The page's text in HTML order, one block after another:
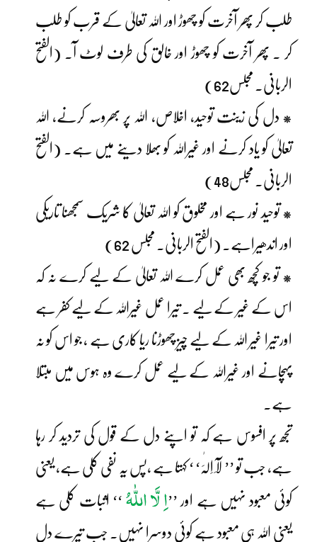
طلب کر پھر آخرت کو چھوڑ اور اللہ تعالیٰ کے قرب کو طلب
کر ۔ پھر آخرت کو چھوڑ اور خالق کی طرف لوٹ آ۔ (الفتح
الربانی. مجلس62)
* دل کی زینت توحید، اخلاص، اللہ پر بھروسہ کرنے، اللہ
تعالیٰ کو یاد کرنے اور غیراللہ کو بھلا دینے میں ہے۔ (الفتح
الربانی۔ مجلس48)
* توحید نور ہے اور مخلوق کو اللہ تعالیٰ کا شریک سمجھنا تاریکی
اور اندھیراہے۔ (الفتح الربانی۔ مجلس 62)
* تو جو کچھ بھی عمل کرے اللہ تعالیٰ کے لیے کرے نہ کہ
اس کے غیر کے لیے ۔ تیرا عمل غیراللہ کے لیے کفر ہے
اور تیرا غیر اللہ کے لیے چیز چھوڑنا ریا کاری ہے ، جو اس کو نہ
پہچانے اور غیراللہ کے لیے عمل کرے وہ ہوس میں مبتلا
ہے۔
تجھ پر افسوس ہے کہ تو اپنے دل کے قول کی تردید کر رہا
ہے، جب تو ’’ لَآ اِلٰہَ‘ ‘ کہتا ہے ،پس یہ نفی کُلی ہے، یعنی
کوئی معبود نہیں ہے اور ’’اِ لَّا اللّٰہُ ‘‘ اثبات کلی ہے
یعنی اللہ ہی معبود ہے کوئی دوسرا نہیں۔ جب تیرے دل